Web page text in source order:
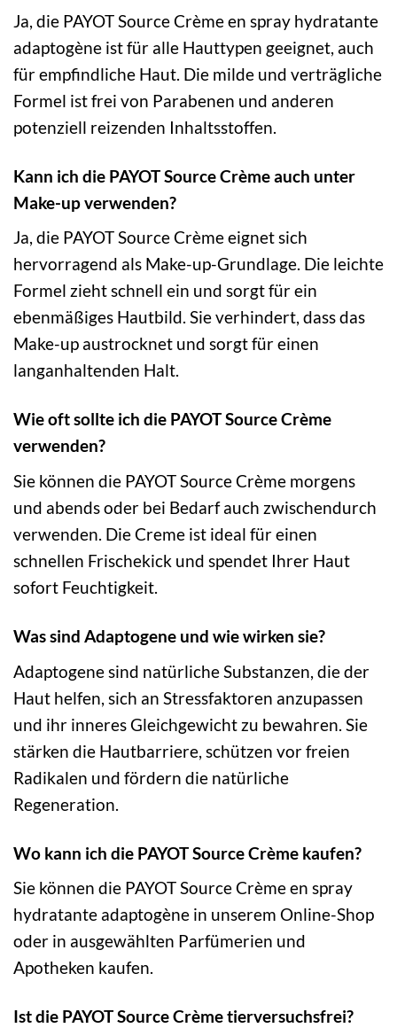
Ja, die PAYOT Source Crème en spray hydratante
adaptogène ist für alle Hauttypen geeignet, auch
für empfindliche Haut. Die milde und verträgliche
Formel ist frei von Parabenen und anderen
potenziell reizenden Inhaltsstoffen.
Kann ich die PAYOT Source Crème auch unter
Make-up verwenden?
Ja, die PAYOT Source Crème eignet sich
hervorragend als Make-up-Grundlage. Die leichte
Formel zieht schnell ein und sorgt für ein
ebenmäßiges Hautbild. Sie verhindert, dass das
Make-up austrocknet und sorgt für einen
langanhaltenden Halt.
Wie oft sollte ich die PAYOT Source Crème
verwenden?
Sie können die PAYOT Source Crème morgens
und abends oder bei Bedarf auch zwischendurch
verwenden. Die Creme ist ideal für einen
schnellen Frischekick und spendet Ihrer Haut
sofort Feuchtigkeit.
Was sind Adaptogene und wie wirken sie?
Adaptogene sind natürliche Substanzen, die der
Haut helfen, sich an Stressfaktoren anzupassen
und ihr inneres Gleichgewicht zu bewahren. Sie
stärken die Hautbarriere, schützen vor freien
Radikalen und fördern die natürliche
Regeneration.
Wo kann ich die PAYOT Source Crème kaufen?
Sie können die PAYOT Source Crème en spray
hydratante adaptogène in unserem Online-Shop
oder in ausgewählten Parfümerien und
Apotheken kaufen.
Ist die PAYOT Source Crème tierversuchsfrei?